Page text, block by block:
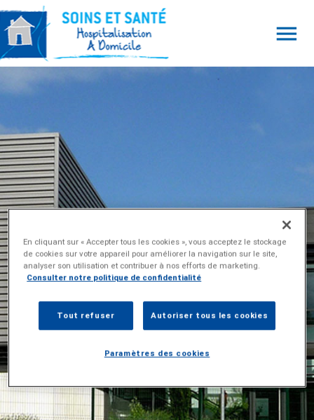
menu
En cliquant sur « Accepter tous les cookies », vous acceptez le stockage
de cookies sur votre appareil pour améliorer la navigation sur le site,
analyser son utilisation et contribuer à nos efforts de marketing.
Consulter notre politique de confidentialité
Tout refuser Autoriser tous les cookies
Paramètres des cookies